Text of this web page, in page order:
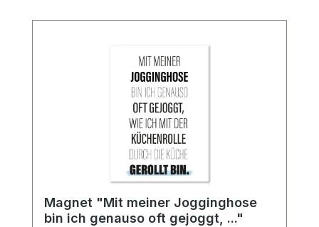
Magnet "Mit meiner Jogginghose
bin ich genauso oft gejoggt, ..."